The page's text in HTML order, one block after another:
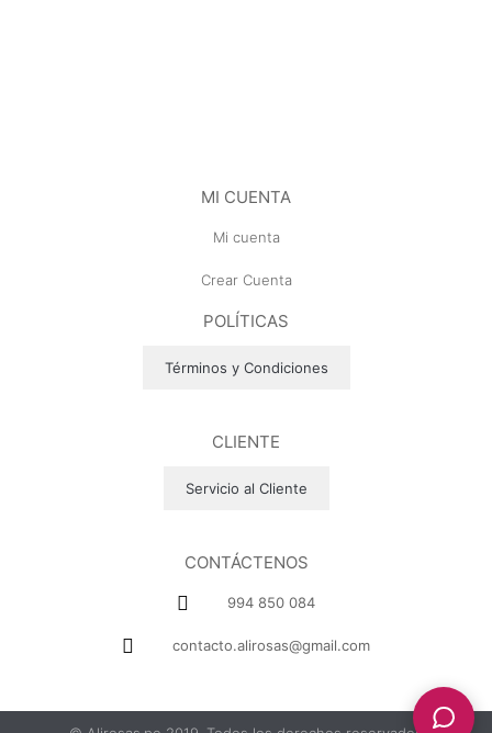
MI CUENTA
Mi cuenta
Crear Cuenta
POLÍTICAS
Términos y Condiciones
CLIENTE
Servicio al Cliente
CONTÁCTENOS
994 850 084
contacto.alirosas@gmail.com